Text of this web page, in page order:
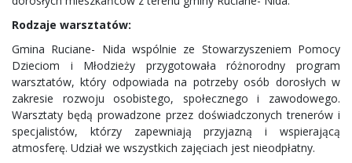
Rodzaje warsztatów:
Gmina Ruciane- Nida wspólnie ze Stowarzyszeniem Pomocy
Dzieciom i Młodzieży przygotowała różnorodny program
warsztatów, który odpowiada na potrzeby osób dorosłych w
zakresie rozwoju osobistego, społecznego i zawodowego.
Warsztaty będą prowadzone przez doświadczonych trenerów i
specjalistów, którzy zapewniają przyjazną i wspierającą
atmosferę. Udział we wszystkich zajęciach jest nieodpłatny.